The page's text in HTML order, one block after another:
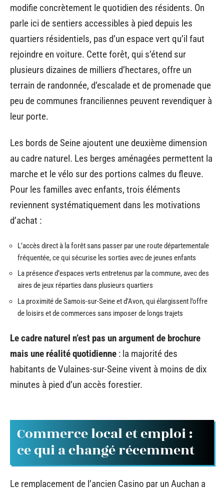
modifie concrètement le quotidien des résidents. On
parle ici de sentiers accessibles à pied depuis les
quartiers résidentiels, pas d’un espace vert qu’il faut
rejoindre en voiture. Cette forêt, qui s’étend sur
plusieurs dizaines de milliers d’hectares, offre un
terrain de randonnée, d’escalade et de promenade que
peu de communes franciliennes peuvent revendiquer à
leur porte.
Les bords de Seine ajoutent une deuxième dimension
au cadre naturel. Les berges aménagées permettent la
marche et le vélo sur des portions calmes du fleuve.
Pour les familles avec enfants, trois éléments
reviennent systématiquement dans les motivations
d’achat :
L’accès direct à la forêt sans passer par une route départementale
fréquentée, ce qui sécurise les sorties avec de jeunes enfants
La présence d’espaces verts entretenus par la commune, avec des
aires de jeux réparties dans plusieurs quartiers
La proximité de Samois-sur-Seine et d’Avon, qui élargissent l’offre
de loisirs et de commerces sans imposer de longs trajets
Le cadre naturel n’est pas un argument de brochure
mais une réalité quotidienne : la majorité des
habitants de Vulaines-sur-Seine vivent à moins de dix
minutes à pied d’un accès forestier.
Commerce local et emploi :
ce qui a changé récemment
Le remplacement de l’ancien Casino par un Auchan a